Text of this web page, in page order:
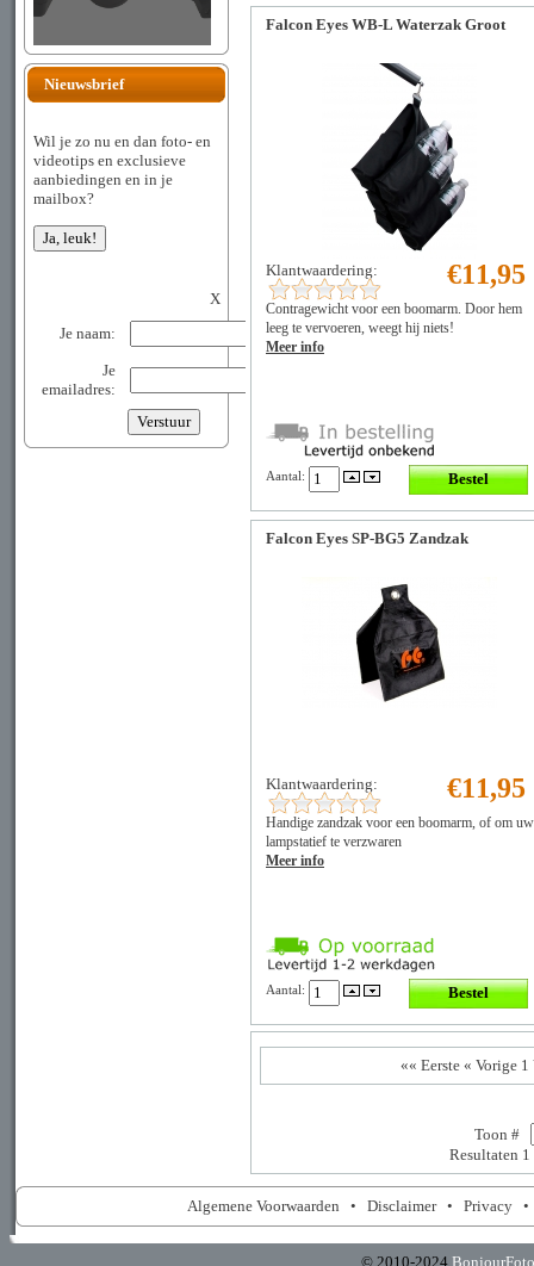
Nieuwsbrief
Wil je zo nu en dan foto- en
videotips en exclusieve
aanbiedingen en in je
mailbox?
X
Je naam:
Je
emailadres:
Falcon Eyes WB-L Waterzak Groot
Klantwaardering: €11,95
Contragewicht voor een boomarm. Door hem
leeg te vervoeren, weegt hij niets!
Meer info
Aantal:
Falcon Eyes SP-BG5 Zandzak
Klantwaardering: €11,95
Handige zandzak voor een boomarm, of om uw
lampstatief te verzwaren
Meer info
Aantal:
«« Eerste « Vorige 1
Toon #
Resultaten
Algemene Voorwaarden • Disclaimer• Privacy
© 2010-2024 BonjourFoto